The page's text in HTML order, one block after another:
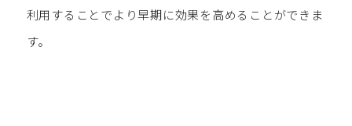
利用することでより早期に効果を高めることができま
す。